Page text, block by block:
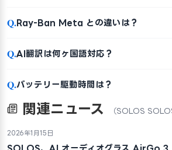
Q.Ray-Ban Meta との違いは？
Q.AI翻訳は何ヶ国語対応？
Q.バッテリー駆動時間は？
関連ニュース （SOLOS
2026年1月15日
SOLOS、AI オーディオグラス AirGo